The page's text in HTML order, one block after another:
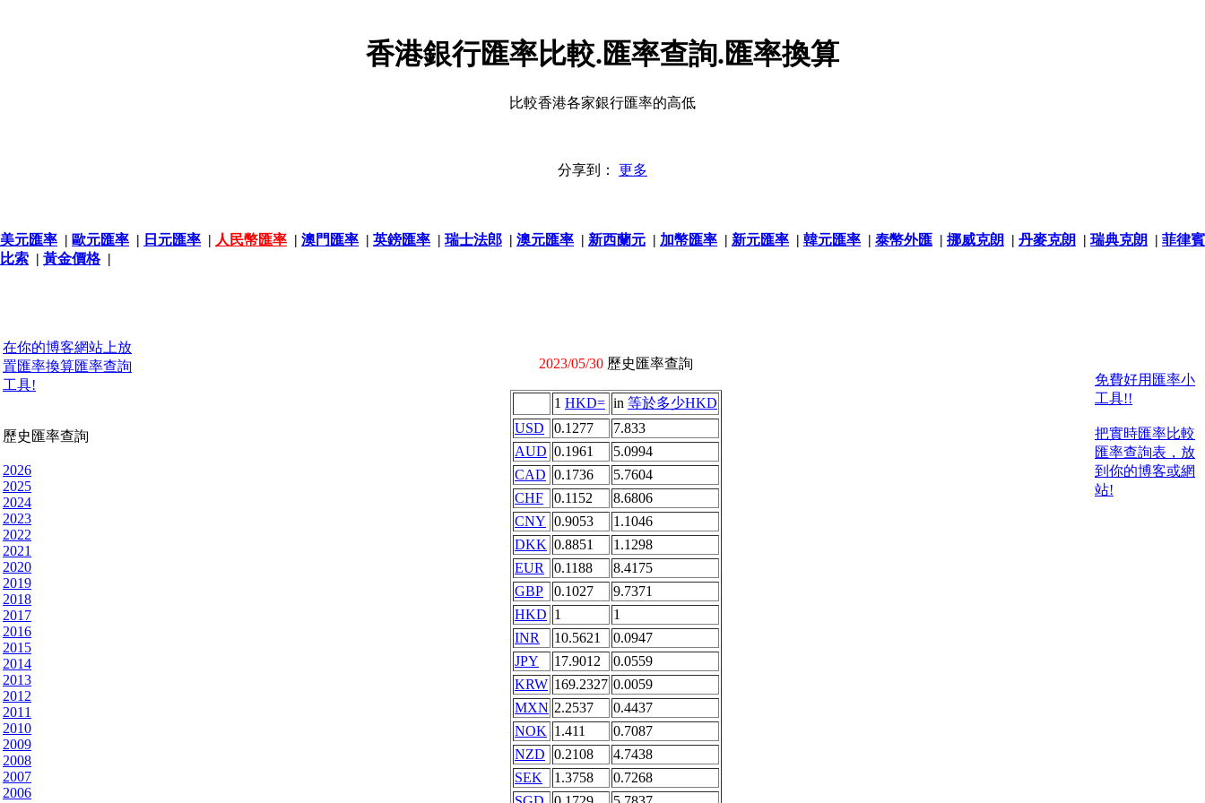
香港銀行匯率比較.匯率查詢.匯率換算
比較香港各家銀行匯率的高低
分享到： 更多
美元匯率 | 歐元匯率 | 日元匯率 | 人民幣匯率 | 澳門匯率 | 英鎊匯率 | 瑞士法郎 | 澳元匯率 | 新西蘭元 | 加幣匯率 | 新元匯率 | 韓元匯率 | 泰幣外匯 | 挪威克朗 | 丹麥克朗 | 瑞典克朗 | 菲律賓
比索 | 黃金價格|
在你的博客網站上放
置匯率換算匯率查詢
工具!
歷史匯率查詢
2026
2025
2024
2023
2022
2021
2020
2019
2018
2017
2016
2015
2014
2013
2012
2011
2010
2009
2008
2007
2006
2023/05/30 歷史匯率查詢
1 HKD= in 等於多少HKD
USD
0.1277
7.833
AUD 0.1961
5.0994
CAD 0.1736
5.7604
CHF
0.1152
8.6806
CNY 0.9053
1.1046
DKK 0.8851
1.1298
EUR
0.1188
8.4175
GBP
0.1027
9.7371
HKD 1
1
INR
10.5621
0.0947
JPY
17.9012
0.0559
KRW 169.2327 0.0059
MXN 2.2537
0.4437
NOK 1.411
0.7087
NZD
0.2108
4.7438
SEK
1.3758
0.7268
免費好用匯率小
工具!!
把實時匯率比較
匯率查詢表，放
到你的博客或網
站!